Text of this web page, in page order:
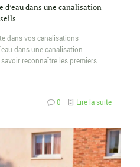
dans une canalisation
dans vos canalisations
dans une canalisation
reconnaître les premiers
0 Lire la suite